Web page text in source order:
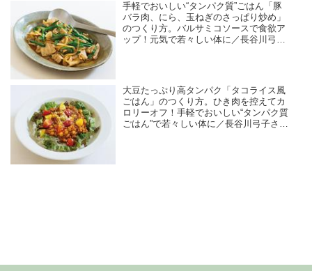
手軽でおいしい“タンパク質”ごはん「豚
バラ肉、にら、玉ねぎのさっぱり炒め」
のつくり方。バルサミコソースで食欲ア
ップ！元気で若々しい体に／長谷川弓子
大豆たっぷり高タンパク「タコライス風
ごはん」のつくり方。ひき肉を控えてカ
ロリーオフ！手軽でおいしい“タンパク質
ごはん”で若々しい体に／長谷川弓子さん